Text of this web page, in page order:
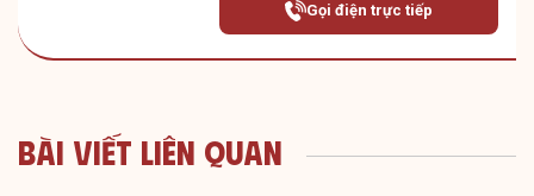
Gọi điện trực tiếp
Bài Viết Liên Quan